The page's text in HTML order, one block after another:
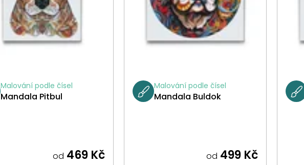
Malování podle čísel
Mandala Pitbul
od 469 Kč
Malování podle čísel
Mandala Buldok
od 499 Kč